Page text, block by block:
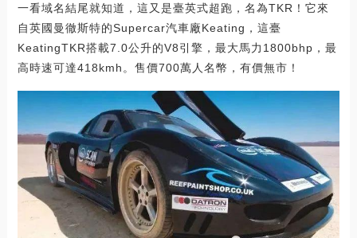
一看域名結尾就知道，這又是臺英式超跑，名為TKR！它來
自英國曼徹斯特的Supercar汽車廠Keating，這臺
KeatingTKR搭載7.0公升的V8引擎，最大馬力1800bhp，最
高時速可達418kmh。售價700萬人名幣，有價無市！